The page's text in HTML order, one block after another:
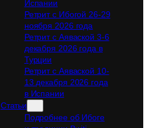
Испании
Ретрит с Ибогой 26-29
ноября 2026 года
Ретрит с Аяваской 3-6
декабря 2026 года в
Турции
Ретрит с Аяваской 10-
13 декабря 2026 года
в Испании
Статьи
Подробнее об Ибоге